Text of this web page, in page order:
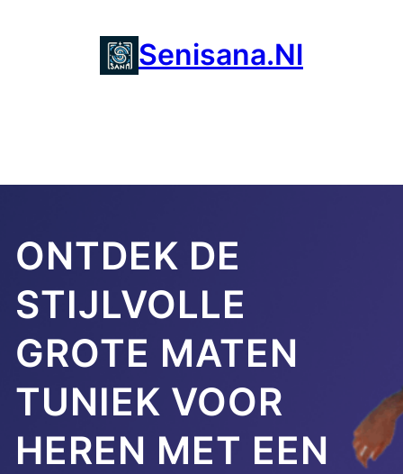
Senisana.nl
ONTDEK DE
STIJLVOLLE
GROTE MATEN
TUNIEK VOOR
HEREN MET EEN